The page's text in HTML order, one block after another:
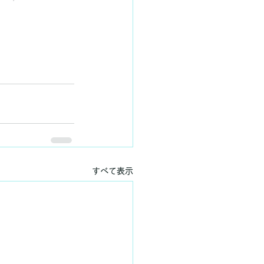
すべて表示